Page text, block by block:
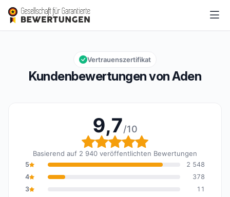
Aden
Gesamtbewertung: 9,7 von 10
9,7/10
Kundenbewertungen von Aden
Vertrauenszertifikat
9,7/10
Gesamtbewertung: 9,7
Basierend auf 2 940 veröffentlichten Bewertungen
5
2 548
4
378
3
11